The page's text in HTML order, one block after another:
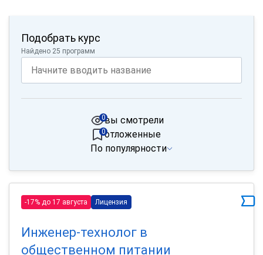
Подобрать курс
Найдено 25 программ
вы смотрели
0
отложенные
0
По популярности
-17% до 17 августа Лицензия
Инженер-технолог в
общественном питании